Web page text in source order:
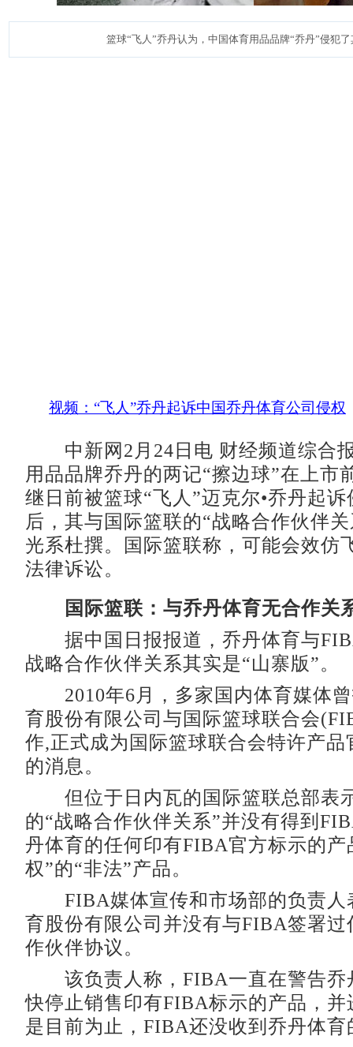
篮球“飞人”乔丹认为，中国体育用品品牌“乔丹”侵犯
视频：“飞人”乔丹起诉中国乔丹体育公司侵权
中新网2月24日电 财经频道综合
用品品牌乔丹的两记“擦边球”在上市
继日前被篮球“飞人”迈克尔•乔丹起
后，其与国际篮联的“战略合作伙伴
光系杜撰。国际篮联称，可能会效仿
法律诉讼。
国际篮联：与乔丹体育无合作关
据中国日报报道，乔丹体育与
战略合作伙伴关系其实是“山寨版”。
2010年6月，多家国内体育媒体曾
育股份有限公司与国际篮球联合会
作,正式成为国际篮球联合会特许产品
的消息。
但位于日内瓦的国际篮联总部表
的“战略合作伙伴关系”并没有得到
丹体育的任何印有FIBA官方标示的产
权”的“非法”产品。
FIBA媒体宣传和市场部的负责人
育股份有限公司并没有与FIBA签署过
作伙伴协议。
该负责人称，FIBA一直在警告乔
快停止销售印有FIBA标示的产品，并
是目前为止，FIBA还没收到乔丹体育